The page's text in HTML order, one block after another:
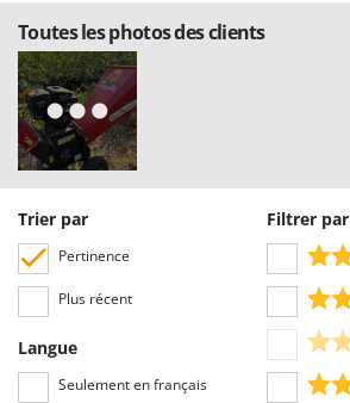
Toutes les photos des clients
Trier par
Pertinence
Plus récent
Langue
Seulement en français
Filtrer par